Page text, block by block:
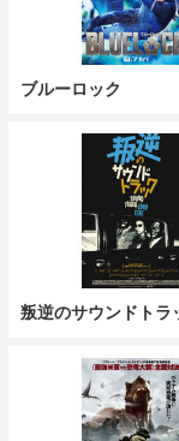
ブルーロック
叛逆のサウンドトラ